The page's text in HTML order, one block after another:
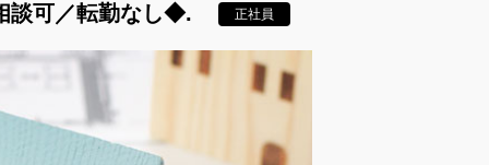
談可／転勤なし◆. 正社員